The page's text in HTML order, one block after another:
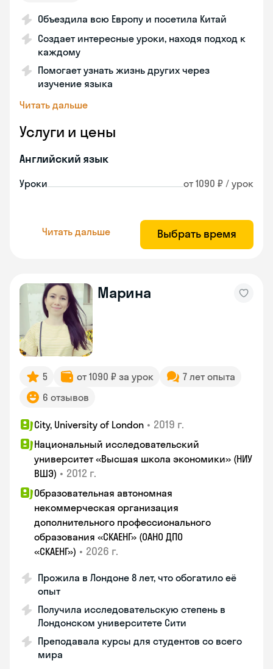
Объездила всю Европу и посетила Китай
Создает интересные уроки, находя подход к
каждому
Помогает узнать жизнь других через
изучение языка
Читать дальше
Услуги и цены
Английский язык
Уроки от 1090 ₽ / урок
Читать дальше Выбрать время
Марина
5 от 1090 ₽ за урок
7 лет опыта
6 отзывов
City, University of London • 2019 г.
Национальный исследовательский
университет «Высшая школа экономики» (НИУ
ВШЭ) • 2012 г.
Образовательная автономная
некоммерческая организация
дополнительного профессионального
образования «СКАЕНГ» (ОАНО ДПО
«СКАЕНГ») • 2026 г.
Прожила в Лондоне 8 лет, что обогатило её
опыт
Получила исследовательскую степень в
Лондонском университете Сити
Преподавала курсы для студентов со всего
мира